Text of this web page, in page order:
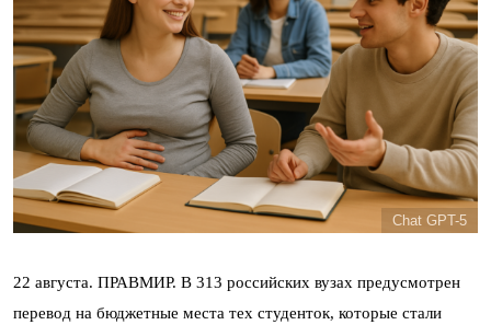
Chat GPT-5
22 августа. ПРАВМИР. В 313 российских вузах предусмотрен
перевод на бюджетные места тех студенток, которые стали